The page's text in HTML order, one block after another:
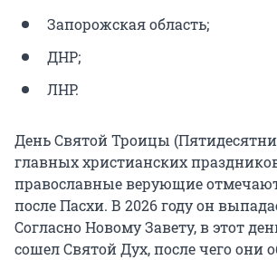
Запорожская область;
ДНР;
ЛНР.
День Святой Троицы
главных христианских
православные верующие
после Пасхи. В 2026 году он
Согласно Новому Завету, в этот
сошел Святой Дух, после чего они